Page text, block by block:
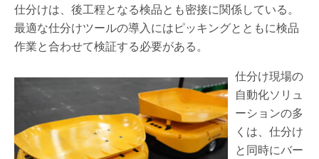
仕分けは、後工程となる検品とも密接に関係している。
最適な仕分けツールの導入にはピッキングとともに検品
作業と合わせて検証する必要がある。
仕分け現場の
自動化ソリュ
ーションの多
くは、仕分け
と同時にバー